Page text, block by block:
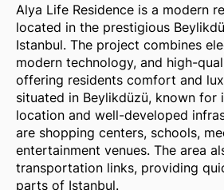
Alya Life Residence is a modern
located in the prestigious
Istanbul. The project combines
modern technology, and high-
offering residents comfort and
situated in Beylikdüzü, known for
location and well-developed
are shopping centers, schools,
entertainment venues. The area
transportation links, providing
parts of Istanbul.